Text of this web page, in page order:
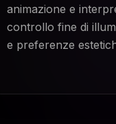
animazione e
controllo fine di
e preferenze